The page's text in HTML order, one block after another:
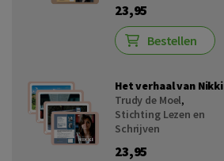
23,95
Bestellen
Het verhaal van Nikki
Trudy de Moel,
Stichting Lezen en
Schrijven
23,95